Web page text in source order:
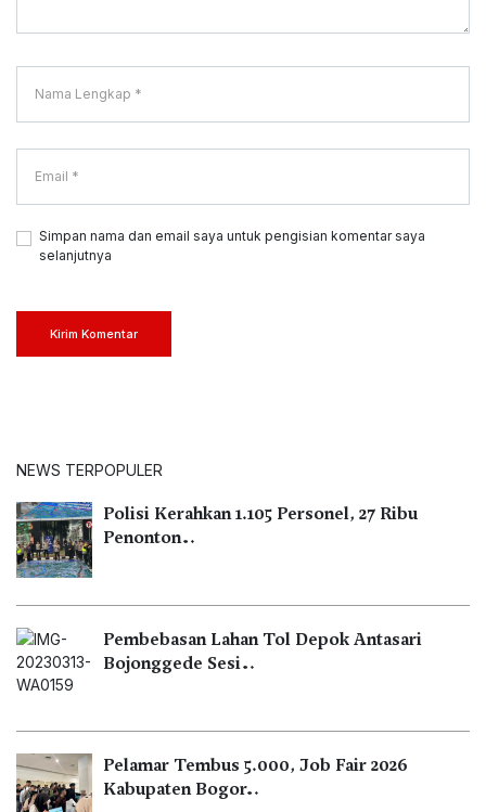
Simpan nama dan email saya untuk pengisian komentar saya
selanjutnya
Kirim Komentar
NEWS TERPOPULER
Polisi Kerahkan 1.105 Personel, 27 Ribu
Penonton…
Pembebasan Lahan Tol Depok Antasari
Bojonggede Sesi…
Pelamar Tembus 5.000, Job Fair 2026
Kabupaten Bogor…